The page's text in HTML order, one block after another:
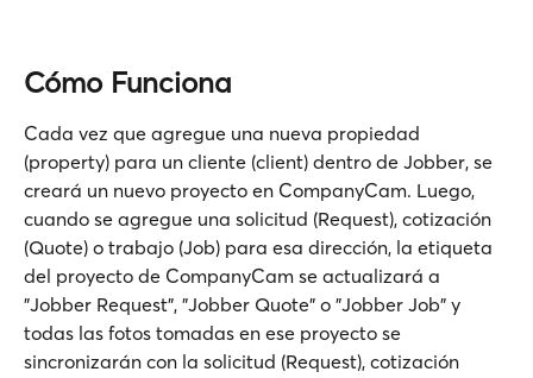
Cómo Funciona
Cada vez que agregue una nueva propiedad
(property) para un cliente (client) dentro de Jobber, se
creará un nuevo proyecto en CompanyCam. Luego,
cuando se agregue una solicitud (Request), cotización
(Quote) o trabajo (Job) para esa dirección, la etiqueta
del proyecto de CompanyCam se actualizará a
"Jobber Request", "Jobber Quote" o "Jobber Job" y
todas las fotos tomadas en ese proyecto se
sincronizarán con la solicitud (Request), cotización